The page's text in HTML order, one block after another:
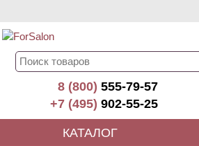
8 (800)555-79-57
+7 (495)902-55-25
КАТАЛОГ